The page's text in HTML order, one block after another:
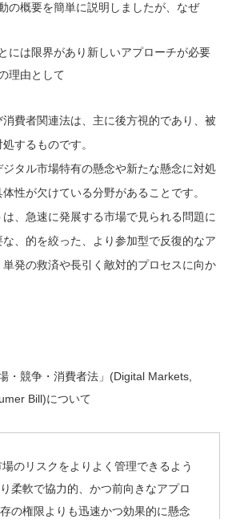
の概要を簡単に説明しましたが、なぜ
には限界があり 新しいアプローチが必要
理由として
費者関連法は、主に後方視的であり、被
するものです。
ジタル市場特有の懸念や新たな懸念に対処
性が欠けている分野があることです。
、急速に発展する市場で見られる問題に
、的を絞った、より参加型で反復的なア
発の救済や長引く敵対的プロセスに向か
・競争・消費者法」(Digital Markets,
Bill)について
のリスクをよりよく管理できるよう
柔軟で協力的、かつ前向きなアプロ
の権限よりも迅速かつ効果的に懸念